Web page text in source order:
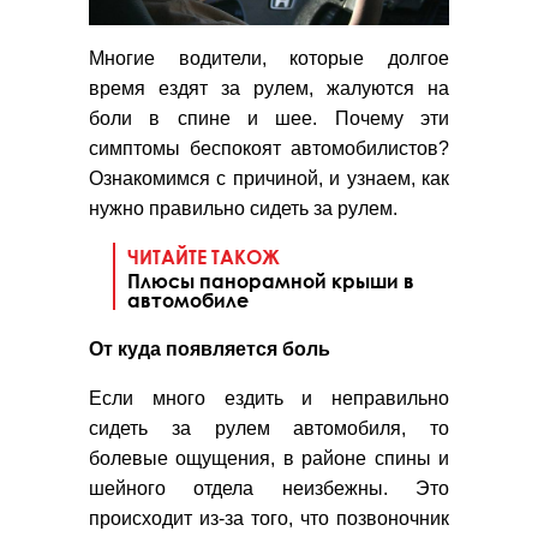
Многие водители, которые долгое
время ездят за рулем, жалуются на
боли в спине и шее. Почему эти
симптомы беспокоят автомобилистов?
Ознакомимся с причиной, и узнаем, как
нужно правильно сидеть за рулем.
ЧИТАЙТЕ ТАКОЖ
Плюсы панорамной крыши в
автомобиле
От куда появляется боль
Если много ездить и неправильно
сидеть за рулем автомобиля, то
болевые ощущения, в районе спины и
шейного отдела неизбежны. Это
происходит из-за того, что позвоночник